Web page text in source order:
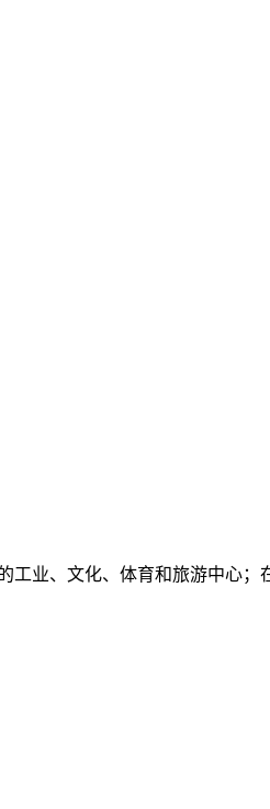
业、文化、体育和旅游中心；